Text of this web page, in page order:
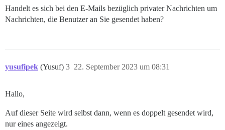
Handelt es sich bei den E-Mails bezüglich privater Nachrichten um
Nachrichten, die Benutzer an Sie gesendet haben?
yusufipek (Yusuf) 22. September 2023 um 08:31
3
Hallo,
Auf dieser Seite wird selbst dann, wenn es doppelt gesendet wird,
nur eines angezeigt.